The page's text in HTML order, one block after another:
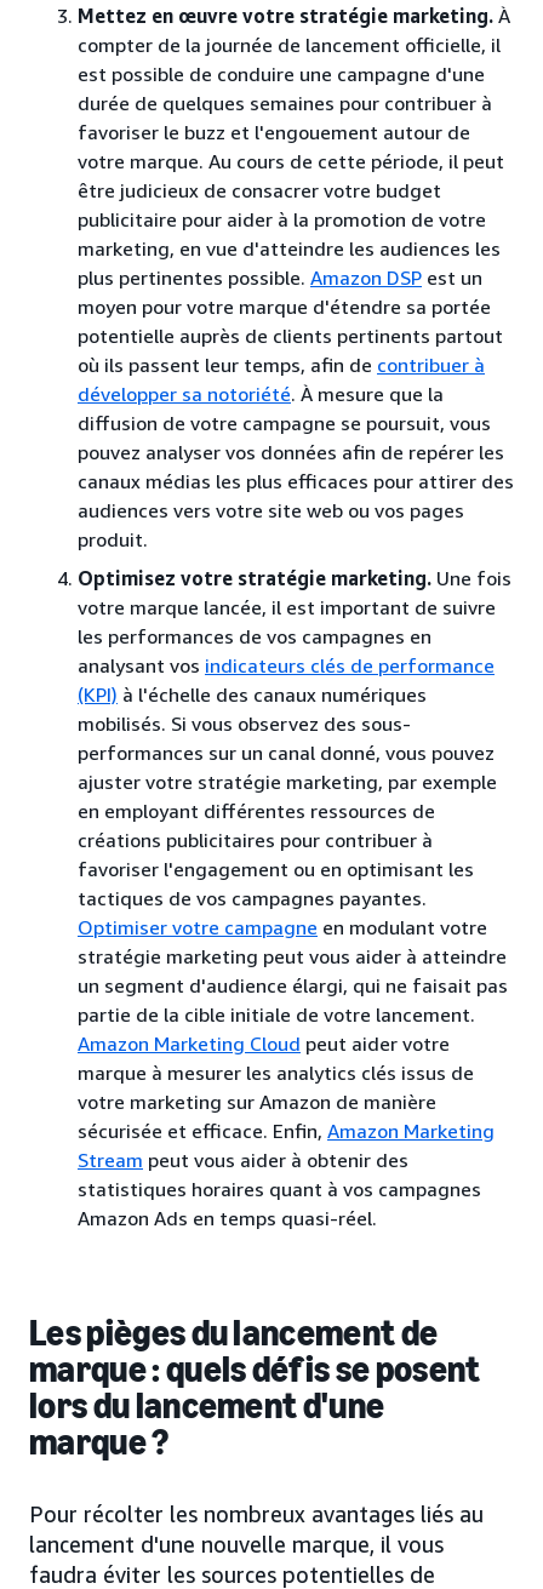
Mettez en œuvre votre stratégie marketing. À
compter de la journée de lancement officielle, il
est possible de conduire une campagne d'une
durée de quelques semaines pour contribuer à
favoriser le buzz et l'engouement autour de
votre marque. Au cours de cette période, il peut
être judicieux de consacrer votre budget
publicitaire pour aider à la promotion de votre
marketing, en vue d'atteindre les audiences les
plus pertinentes possible. Amazon DSP est un
moyen pour votre marque d'étendre sa portée
potentielle auprès de clients pertinents partout
où ils passent leur temps, afin de contribuer à
développer sa notoriété. À mesure que la
diffusion de votre campagne se poursuit, vous
pouvez analyser vos données afin de repérer les
canaux médias les plus efficaces pour attirer des
audiences vers votre site web ou vos pages
produit.
Optimisez votre stratégie marketing. Une fois
votre marque lancée, il est important de suivre
les performances de vos campagnes en
analysant vos indicateurs clés de performance
(KPI) à l'échelle des canaux numériques
mobilisés. Si vous observez des sous-
performances sur un canal donné, vous pouvez
ajuster votre stratégie marketing, par exemple
en employant différentes ressources de
créations publicitaires pour contribuer à
favoriser l'engagement ou en optimisant les
tactiques de vos campagnes payantes.
Optimiser votre campagne en modulant votre
stratégie marketing peut vous aider à atteindre
un segment d'audience élargi, qui ne faisait pas
partie de la cible initiale de votre lancement.
Amazon Marketing Cloud peut aider votre
marque à mesurer les analytics clés issus de
votre marketing sur Amazon de manière
sécurisée et efficace. Enfin, Amazon Marketing
Stream peut vous aider à obtenir des
statistiques horaires quant à vos campagnes
Amazon Ads en temps quasi-réel.
Les pièges du lancement de
marque : quels défis se posent
lors du lancement d'une
marque ?
Pour récolter les nombreux avantages liés au
lancement d'une nouvelle marque, il vous
faudra éviter les sources potentielles de